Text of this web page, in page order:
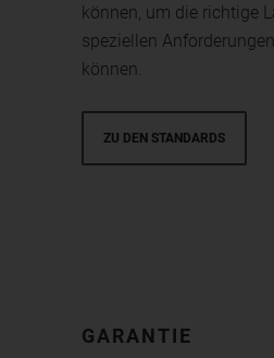
können, um die richtige
speziellen
können.
ZU DEN STANDARDS
GARANTIE